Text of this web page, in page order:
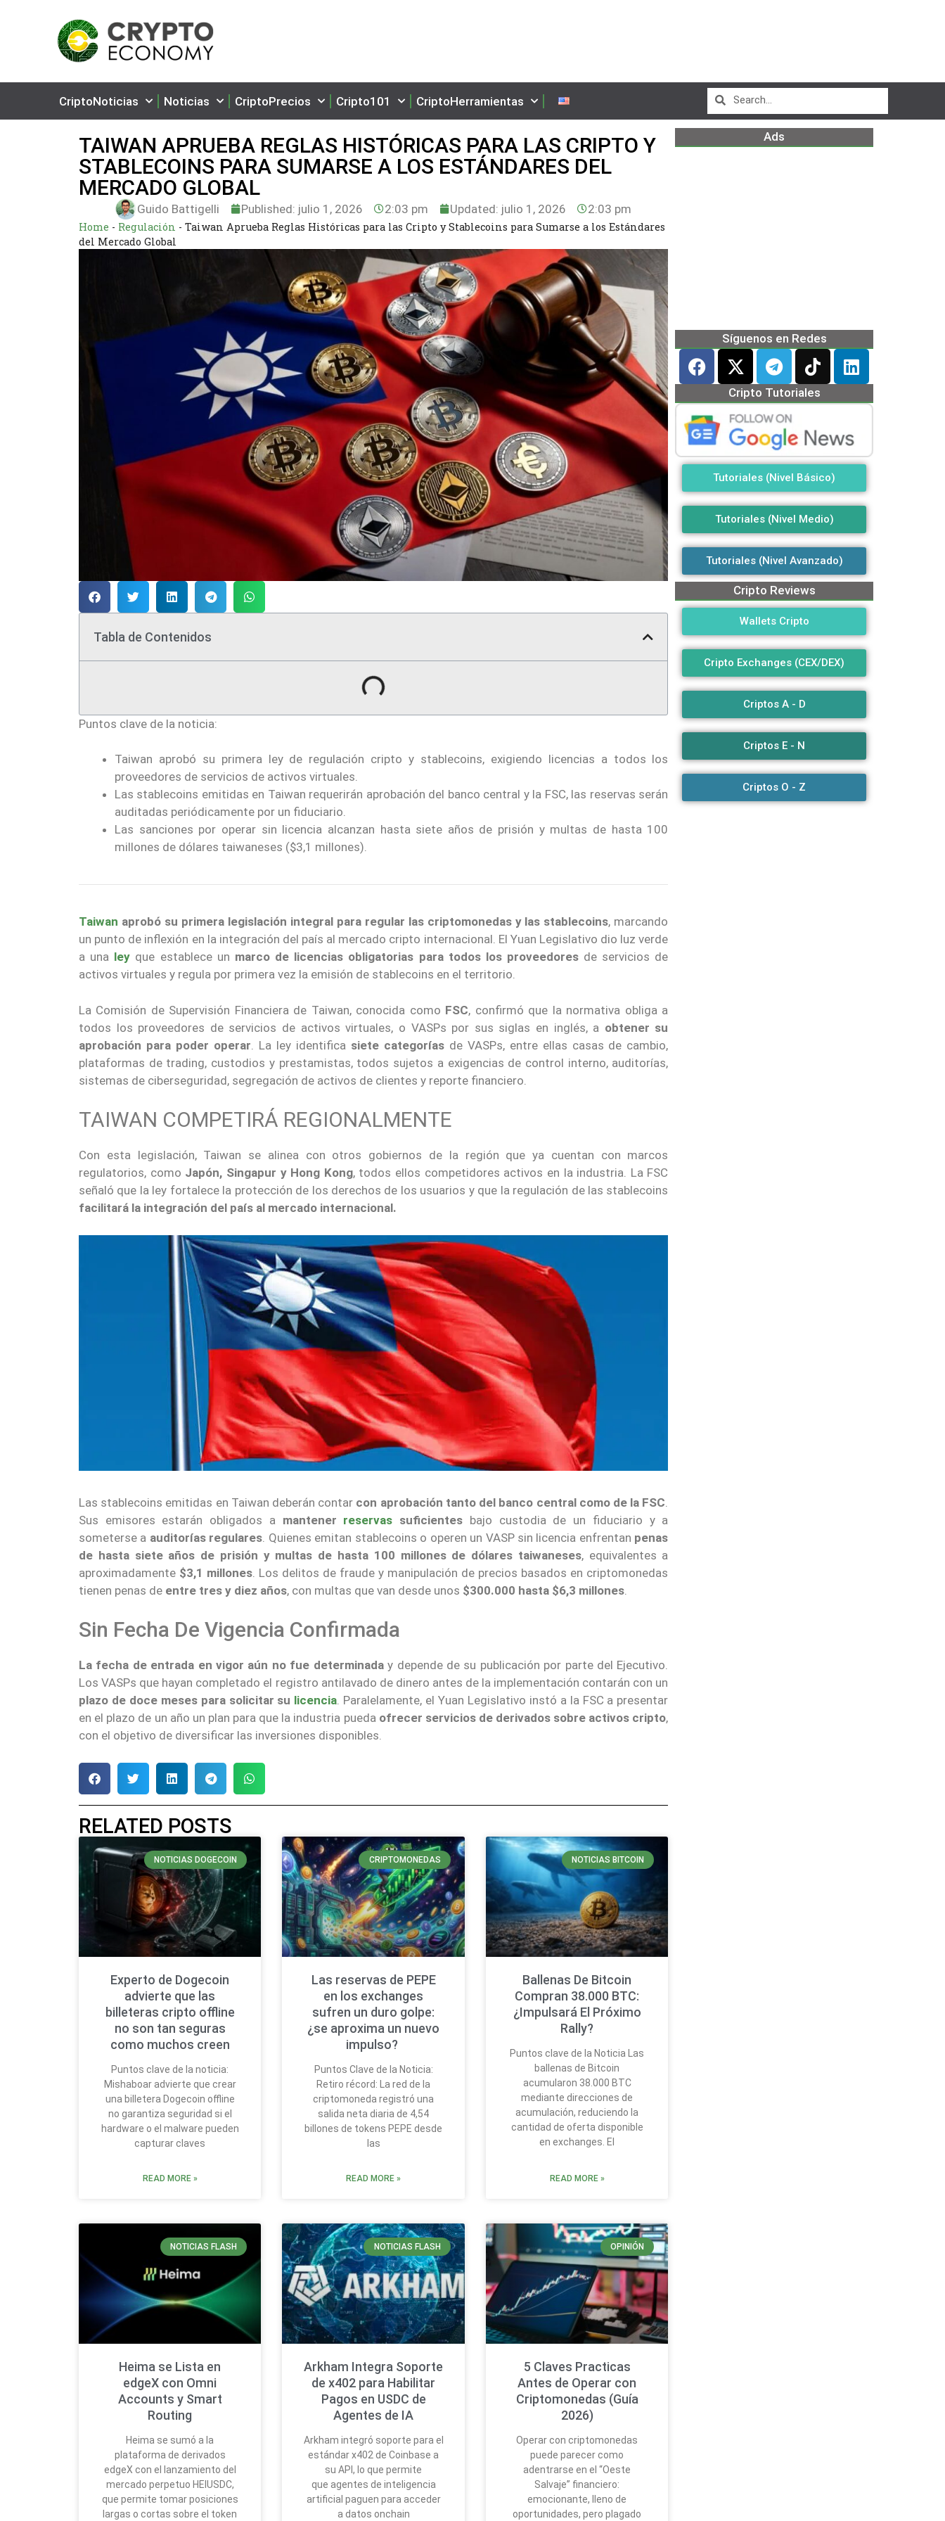
CriptoNoticias Noticias CriptoPrecios Cripto101 CriptoHerramientas
TAIWAN APRUEBA REGLAS HISTÓRICAS PARA LAS CRIPTO Y
STABLECOINS PARA SUMARSE A LOS ESTÁNDARES DEL
MERCADO GLOBAL
Guido Battigelli Published: julio 1, 2026 2:03 pm Updated: julio 1, 2026 2:03 pm
Home - Regulación - Taiwan Aprueba Reglas Históricas para las Cripto y Stablecoins para Sumarse a los Estándares
del Mercado Global
Tabla de Contenidos
Puntos clave de la noticia:
Taiwan aprobó su primera ley de regulación cripto y stablecoins, exigiendo licencias a todos los
proveedores de servicios de activos virtuales.
Las stablecoins emitidas en Taiwan requerirán aprobación del banco central y la FSC, las reservas serán
auditadas periódicamente por un fiduciario.
Las sanciones por operar sin licencia alcanzan hasta siete años de prisión y multas de hasta 100
millones de dólares taiwaneses ($3,1 millones).
Taiwan aprobó su primera legislación integral para regular las criptomonedas y las stablecoins, marcando
un punto de inflexión en la integración del país al mercado cripto internacional. El Yuan Legislativo dio luz verde
a una ley que establece un marco de licencias obligatorias para todos los proveedoresde servicios de
activos virtuales y regula por primera vez la emisión de stablecoins en el territorio.
La Comisión de Supervisión Financiera de Taiwan, conocida como FSC, confirmó que la normativa obliga a
todos los proveedores de servicios de activos virtuales, o VASPs por sus siglas en inglés, a obtener su
aprobación para poder operar . La ley identifica siete categoríasde VASPs, entre ellas casas de cambio,
plataformas de trading, custodios y prestamistas, todos sujetos a exigencias de control interno, auditorías,
sistemas de ciberseguridad, segregación de activos de clientes y reporte financiero.
TAIWAN COMPETIRÁ REGIONALMENTE
Con esta legislación, Taiwan se alinea con otros gobiernos de la región que ya cuentan con marcos
regulatorios, como Japón, Singapur y Hong Kong, todos ellos competidores activos en la industria. La FSC
señaló que la ley fortalece la protección de los derechos de los usuarios y que la regulación de las stablecoins
facilitará la integración del país al mercado internacional.
Las stablecoins emitidas en Taiwan deberán contar con aprobación tanto del banco central como de la FSC
Sus emisores estarán obligados a mantener reservas suficientes bajo custodia de un fiduciario y a
someterse a auditorías regulares . Quienes emitan stablecoins o operen un VASP sin licencia enfrentan penas
de hasta siete años de prisión y multas de hasta 100 millones de dólares taiwaneses, equivalentes a
aproximadamente $3,1 millones . Los delitos de fraude y manipulación de precios basados en criptomonedas
tienen penas de entre tres y diez años, con multas que van desde unos $300.000 hasta $6,3 millones
Sin Fecha De Vigencia Confirmada
La fecha de entrada en vigor aún no fue determinaday depende de su publicación por parte del Ejecutivo.
Los VASPs que hayan completado el registro antilavado de dinero antes de la implementación contarán con un
plazo de doce meses para solicitar su licencia. Paralelamente, el Yuan Legislativo instó a la FSC a presentar
en el plazo de un año un plan para que la industria pueda ofrecer servicios de derivados sobre activos cripto,
con el objetivo de diversificar las inversiones disponibles.
RELATED POSTS
NOTICIAS DOGECOIN
Experto de Dogecoin
advierte que las
billeteras cripto offline
no son tan seguras
como muchos creen
Puntos clave de la noticia:
Mishaboar advierte que crear
una billetera Dogecoin offline
no garantiza seguridad si el
hardware o el malware pueden
capturar claves
READ MORE »
CRIPTOMONEDAS
Las reservas de PEPE
en los exchanges
sufren un duro golpe:
¿se aproxima un nuevo
impulso?
Puntos Clave de la Noticia:
Retiro récord: La red de la
criptomoneda registró una
salida neta diaria de 4,54
billones de tokens PEPE desde
las
READ MORE »
NOTICIAS BITCOIN
Ballenas De Bitcoin
Compran 38.000 BTC:
¿Impulsará El Próximo
Rally?
Puntos clave de la Noticia Las
ballenas de Bitcoin
acumularon 38.000 BTC
mediante direcciones de
acumulación, reduciendo la
cantidad de oferta disponible
en exchanges. El
READ MORE »
NOTICIAS FLASH
Heima se Lista en
edgeX con Omni
Accounts y Smart
Routing
Heima se sumó a la
plataforma de derivados
edgeX con el lanzamiento del
mercado perpetuo HEIUSDC,
que permite tomar posiciones
largas o cortas sobre el token
NOTICIAS FLASH
Arkham Integra Soporte
de x402 para Habilitar
Pagos en USDC de
Agentes de IA
Arkham integró soporte para el
estándar x402 de Coinbase a
su API, lo que permite
que agentes de inteligencia
artificial paguen para acceder
a datos onchain
OPINIÓN
5 Claves Practicas
Antes de Operar con
Criptomonedas (Guía
2026)
Operar con criptomonedas
puede parecer como
adentrarse en el “Oeste
Salvaje” financiero:
emocionante, lleno de
oportunidades, pero plagado
Ads
Síguenos en Redes
Cripto Tutoriales
Tutoriales (Nivel Básico)
Tutoriales (Nivel Medio)
Tutoriales (Nivel Avanzado)
Cripto Reviews
Wallets Cripto
Cripto Exchanges (CEX/DEX)
Criptos A - D
Criptos E - N
Criptos O - Z